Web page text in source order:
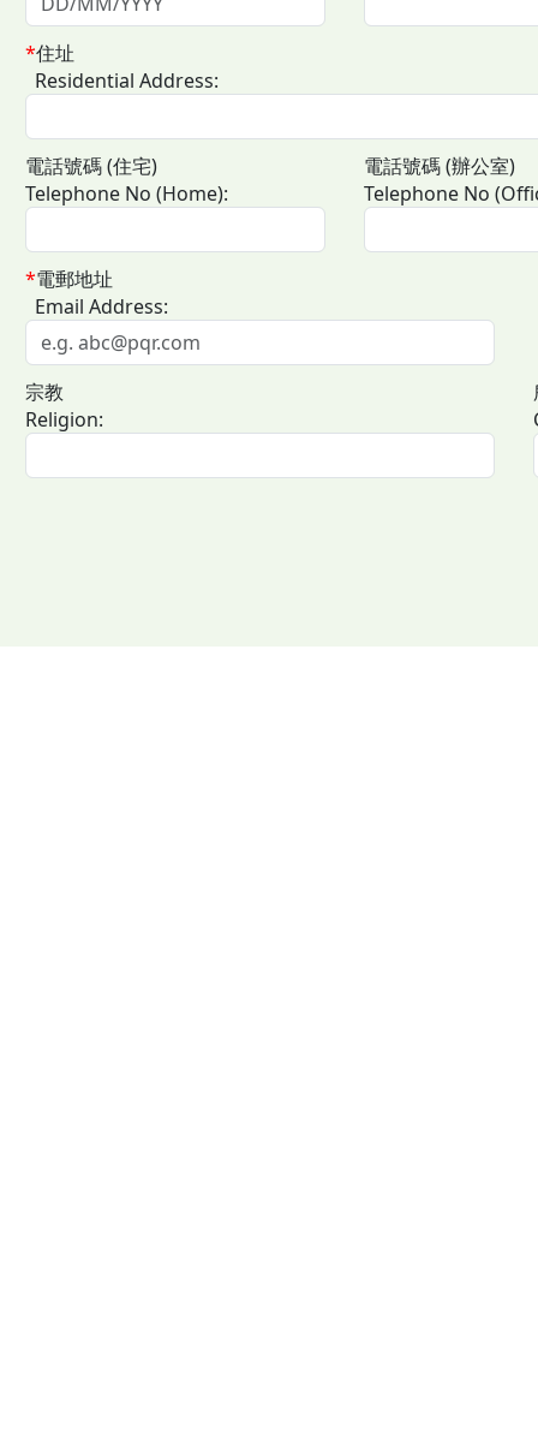
*住址
Residential Address:
電話號碼 (住宅)
Telephone No (Home):
電話號碼 (辦公室)
Telephone No
*電郵地址
Email Address:
宗教
Religion: